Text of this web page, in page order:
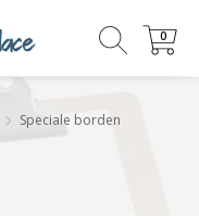
0
0
Speciale borden